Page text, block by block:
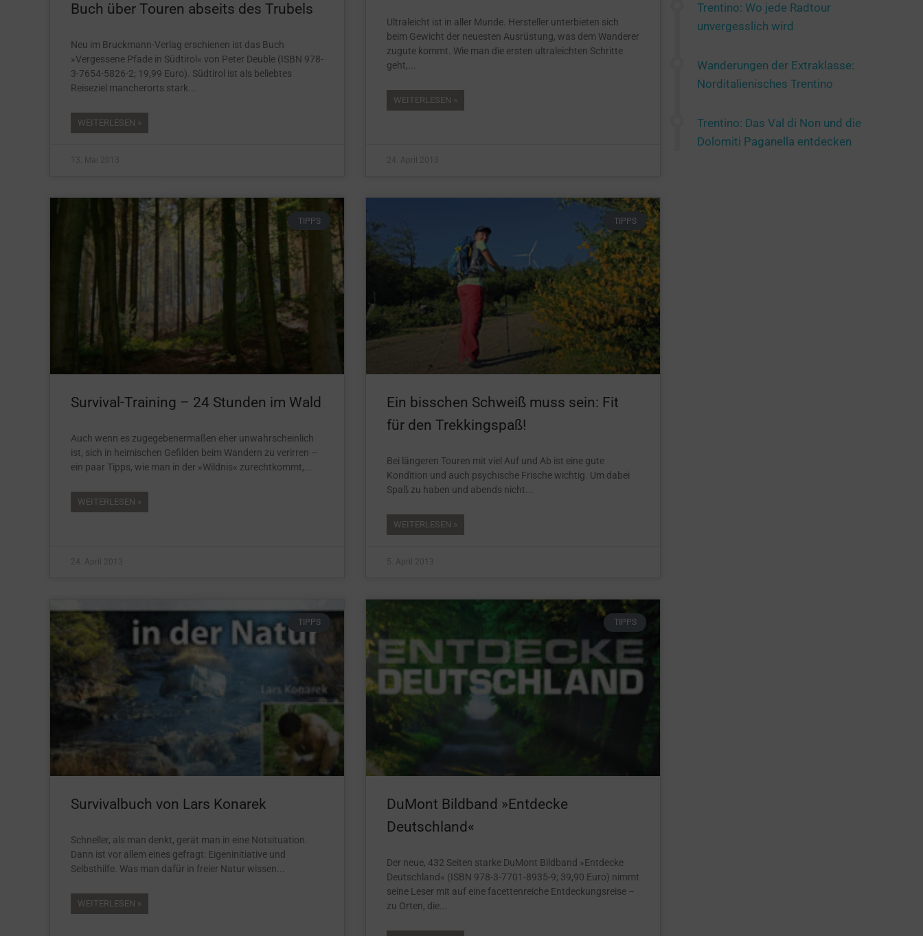
Buch über Touren abseits des Trubels
Neu im Bruckmann-Verlag erschienen ist das Buch
»Vergessene Pfade in Südtirol« von Peter Deuble (ISBN 978-
3-7654-5826-2; 19,99 Euro). Südtirol ist als beliebtes
Reiseziel mancherorts stark
WEITERLESEN »
13. Mai 2013
Ultraleicht ist in aller Munde. Hersteller unterbieten sich
beim Gewicht der neuesten Ausrüstung, was dem Wanderer
zugute kommt. Wie man die ersten ultraleichten Schritte
geht,
WEITERLESEN »
24. April 2013
TIPPS
Survival-Training – 24 Stunden im Wald
Auch wenn es zugegebenermaßen eher unwahrscheinlich
ist, sich in heimischen Gefilden beim Wandern zu verirren –
ein paar Tipps, wie man in der »Wildnis« zurechtkommt,
WEITERLESEN »
24. April 2013
TIPPS
Ein bisschen Schweiß muss sein: Fit
für den Trekkingspaß!
Bei längeren Touren mit viel Auf und Ab ist eine gute
Kondition und auch psychische Frische wichtig. Um dabei
Spaß zu haben und abends nicht
WEITERLESEN »
5. April 2013
TIPPS
Survivalbuch von Lars Konarek
Schneller, als man denkt, gerät man in eine Notsituation.
Dann ist vor allem eines gefragt: Eigeninitiative und
Selbsthilfe. Was man dafür in freier Natur wissen
WEITERLESEN »
TIPPS
DuMont Bildband »Entdecke
Deutschland«
Der neue, 432 Seiten starke DuMont Bildband »Entdecke
Deutschland« (ISBN 978-3-7701-8935-9; 39,90 Euro) nimmt
seine Leser mit auf eine facettenreiche Entdeckungsreise –
zu Orten, die
Trentino: Wo jede Radtour
unvergesslich wird
Wanderungen der Extraklasse:
Norditalienisches Trentino
Trentino: Das Val di Non und die
Dolomiti Paganella entdecken